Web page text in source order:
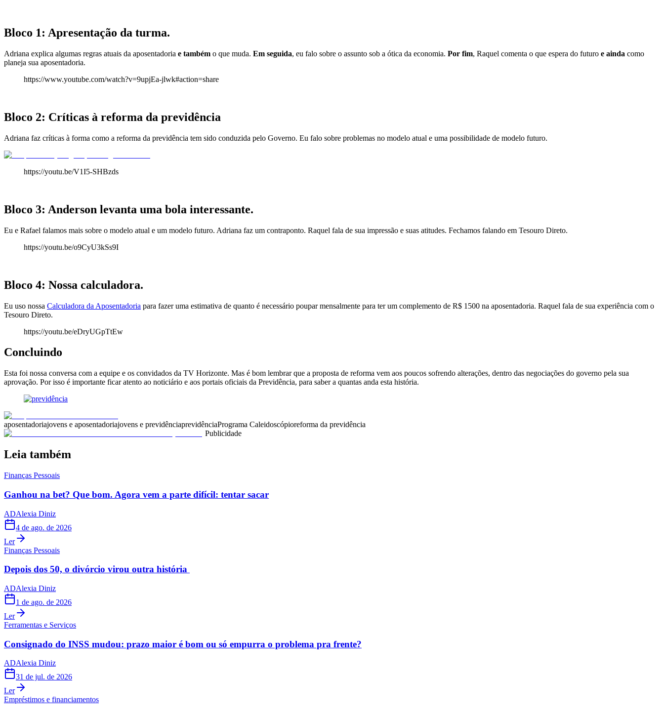
Bloco 1: Apresentação da turma.
Adriana explica algumas regras atuais da aposentadoria e também o que muda. Em seguida, eu falo sobre o assunto sob a ótica da economia. Por fim, Raquel comenta o que espera do futuro e ainda como
planeja sua aposentadoria.
https://www.youtube.com/watch?v=9upjEa-jlwk#action=share
Bloco 2: Críticas à reforma da previdência
Adriana faz críticas à forma como a reforma da previdência tem sido conduzida pelo Governo. Eu falo sobre problemas no modelo atual e uma possibilidade de modelo futuro.
https://youtu.be/V1I5-SHBzds
Bloco 3: Anderson levanta uma bola interessante.
Eu e Rafael falamos mais sobre o modelo atual e um modelo futuro. Adriana faz um contraponto. Raquel fala de sua impressão e suas atitudes. Fechamos falando em Tesouro Direto.
https://youtu.be/o9CyU3kSs9I
Bloco 4: Nossa calculadora.
Eu uso nossa Calculadora da Aposentadoria para fazer uma estimativa de quanto é necessário poupar mensalmente para ter um complemento de R$ 1500 na aposentadoria. Raquel fala de sua experiência com o
Tesouro Direto.
https://youtu.be/eDryUGpTtEw
Concluindo
Esta foi nossa conversa com a equipe e os convidados da TV Horizonte. Mas é bom lembrar que a proposta de reforma vem aos poucos sofrendo alterações, dentro das negociações do governo pela sua
aprovação. Por isso é importante ficar atento ao noticiário e aos portais oficiais da Previdência, para saber a quantas anda esta história.
aposentadoriajovens e aposentadoriajovens e previdênciaprevidênciaPrograma Caleidoscópioreforma da previdência
Publicidade
Leia também
Finanças Pessoais
Ganhou na bet? Que bom. Agora vem a parte difícil: tentar sacar
ADAlexia Diniz
4 de ago. de 2026
Ler
Finanças Pessoais
Depois dos 50, o divórcio virou outra história
ADAlexia Diniz
1 de ago. de 2026
Ler
Ferramentas e Serviços
Consignado do INSS mudou: prazo maior é bom ou só empurra o problema pra frente?
ADAlexia Diniz
31 de jul. de 2026
Ler
Empréstimos e financiamentos